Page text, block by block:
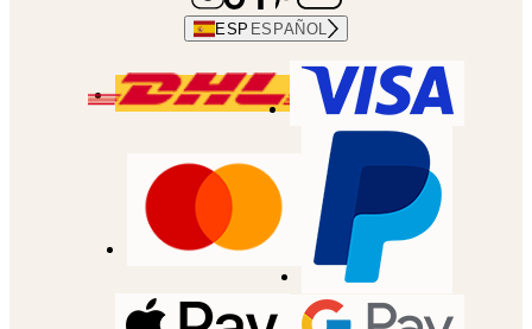
ESP ESPAÑOL